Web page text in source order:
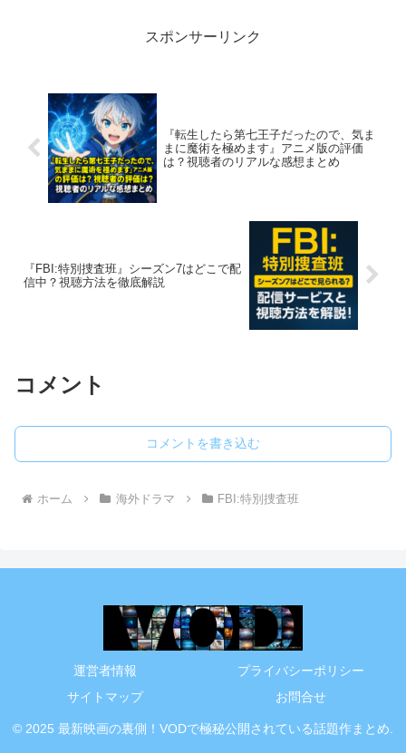
スポンサーリンク
『転生したら第七王子だったので、気ま
まに魔術を極めます』アニメ版の評価
は？視聴者のリアルな感想まとめ
『FBI:特別捜査班』シーズン7はどこで配
信中？視聴方法を徹底解説
コメント
コメントを書き込む
ホーム 海外ドラマ FBI:特別捜査班
運営者情報
プライバシーポリシー
サイトマップ
お問合せ
© 2025 最新映画の裏側！VODで極秘公開されている話題作まとめ.